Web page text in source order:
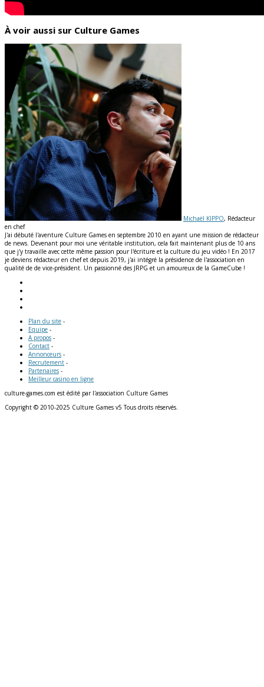
À voir aussi sur Culture Games
Michaël KIPPO, Rédacteur
en chef
J'ai débuté l'aventure Culture Games en septembre 2010 en ayant une mission de rédacteur
de news. Devenant pour moi une véritable institution, cela fait maintenant plus de 10 ans
que j'y travaille avec cette même passion pour l'écriture et la culture du jeu vidéo ! En 2017
je deviens rédacteur en chef et depuis 2019, j'ai intégré la présidence de l'association en
qualité de de vice-président. Un passionné des JRPG et un amoureux de la GameCube !
Plan du site -
Equipe -
A propos -
Contact -
Annonceurs -
Recrutement -
Partenaires -
Meilleur casino en ligne
culture-games.com est édité par l'association Culture Games
Copyright © 2010-2025 Culture Games v5 Tous droits réservés.